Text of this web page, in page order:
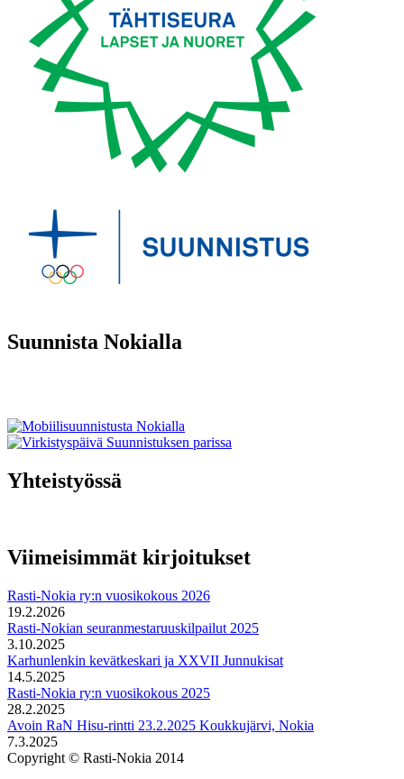
Suunnista Nokialla
Yhteistyössä
Viimeisimmät kirjoitukset
Rasti-Nokia ry:n vuosikokous 2026
19.2.2026
Rasti-Nokian seuranmestaruuskilpailut 2025
3.10.2025
Karhunlenkin kevätkeskari ja XXVII Junnukisat
14.5.2025
Rasti-Nokia ry:n vuosikokous 2025
28.2.2025
Avoin RaN Hisu-rintti 23.2.2025 Koukkujärvi, Nokia
7.3.2025
Copyright © Rasti-Nokia 2014